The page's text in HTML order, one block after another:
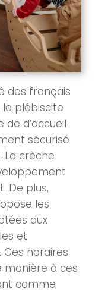
des français
plébiscite
de d’accueil
sécurisé
La crèche
De plus,
les
aux
et
horaires
manière à ces
comme